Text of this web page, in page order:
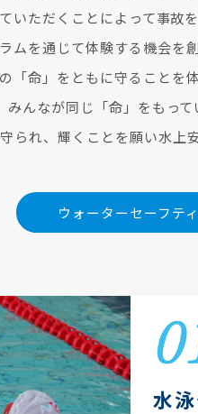
いただくことによって事
ムを通じて体験する機会
「命」をともに守ることを
んなが同じ「命」をもっ
られ、輝くことを願い水上
ウォーターセーフテ
水